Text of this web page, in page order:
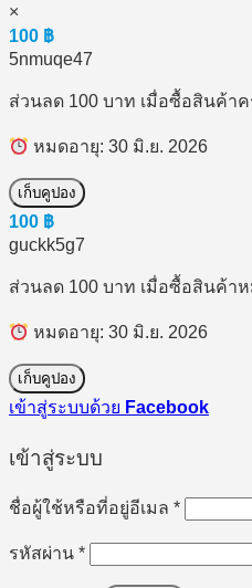
×
100 ฿
5nmuqe47
ส่วนลด 100 บาท เมื่อซื้อสินค้าค
หมดอายุ: 30 มิ.ย. 2026
เก็บคูปอง
100 ฿
guckk5g7
ส่วนลด 100 บาท เมื่อซื้อสินค้า
หมดอายุ: 30 มิ.ย. 2026
เก็บคูปอง
เข้าสู่ระบบด้วย Facebook
เข้าสู่ระบบ
ชื่อผู้ใช้หรือที่อยู่อีเมล *ต้องการ
รหัสผ่าน *ต้องการ